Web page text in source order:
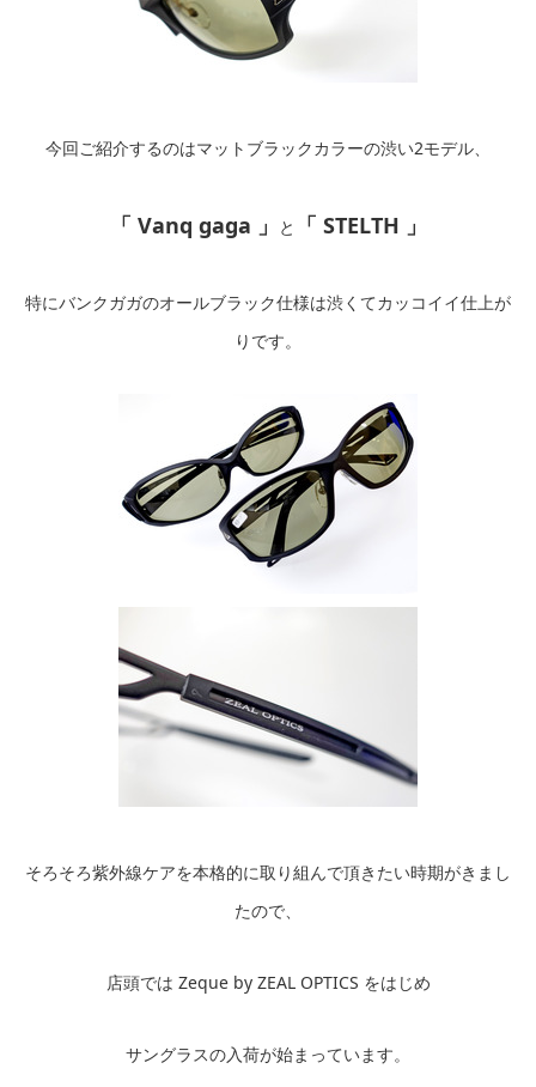
今回ご紹介するのはマットブラックカラーの渋い2モデル、
「 Vanq gaga 」 と 「 STELTH 」
特にバンクガガのオールブラック仕様は渋くてカッコイイ仕上が
りです。
そろそろ紫外線ケアを本格的に取り組んで頂きたい時期がきまし
たので、
店頭では Zeque by ZEAL OPTICS をはじめ
サングラスの入荷が始まっています。